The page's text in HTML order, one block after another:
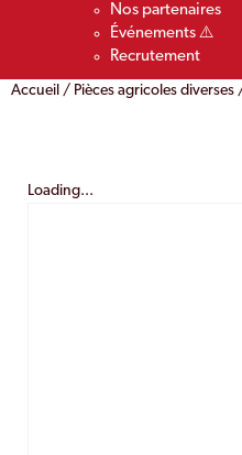
Nos partenaires
Événements ⚠️
Recrutement
Accueil / Pièces agricoles diverses
Loading...